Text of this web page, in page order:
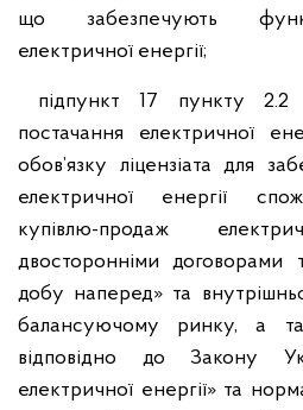
що забезпечують
електричної енергії;
підпункт 17 пункту 2.2
постачання електричної
обов’язку ліцензіата для
електричної енергії
купівлю-продаж
двосторонніми
добу наперед» та
балансуючому ринку, а
відповідно до Закону
електричної енергії» та